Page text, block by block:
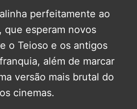
perfeitamente ao
que esperam novos
o Teioso e os antigos
além de marcar
versão mais brutal do
cinemas.